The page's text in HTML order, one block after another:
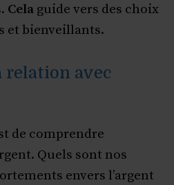
Cela guide vers des choix
et bienveillants.
relation avec
de comprendre
Quels sont nos
envers l’argent